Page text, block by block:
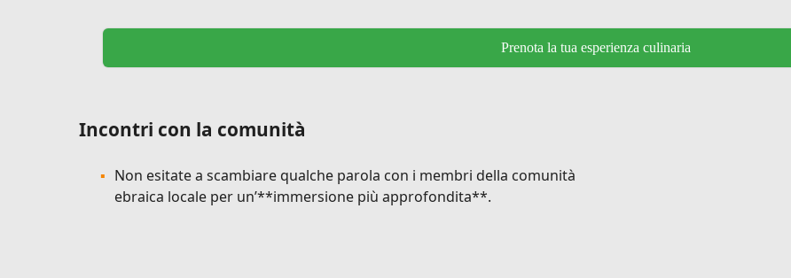
Prenota la tua esperienza culinaria
Incontri con la comunità
Non esitate a scambiare qualche parola con i membri della comunità
ebraica locale per un’**immersione più approfondita**.